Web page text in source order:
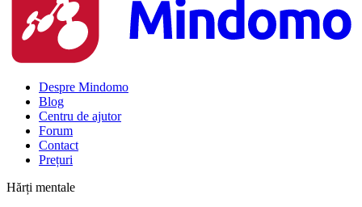
Despre Mindomo
Blog
Centru de ajutor
Forum
Contact
Prețuri
Hărți mentale